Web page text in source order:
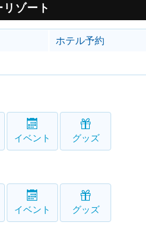
ゾート
ホテル予約
イベント グッズ
イベント グッズ